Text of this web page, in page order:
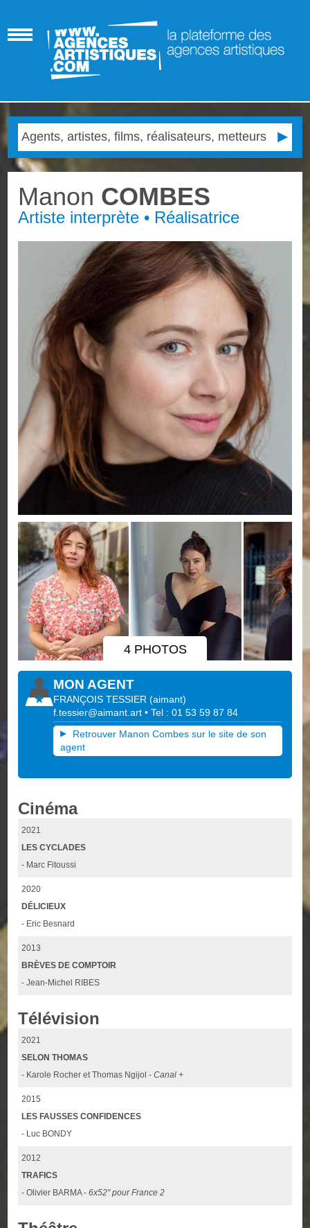
Manon COMBES
Artiste interprète • Réalisatrice
4 PHOTOS
MON AGENT
FRANÇOIS TESSIER (aimant)
f.tessier@aimant.art • Tel : 01 53 59 87 84
Retrouver Manon Combes sur le site de son
agent
Cinéma
2021
LES CYCLADES
- Marc Fitoussi
2020
DÉLICIEUX
- Eric Besnard
2013
BRÈVES DE COMPTOIR
- Jean-Michel RIBES
Télévision
2021
SELON THOMAS
- Karole Rocher et Thomas Ngijol -Canal +
2015
LES FAUSSES CONFIDENCES
- Luc BONDY
2012
TRAFICS
- Olivier BARMA -6x52'' pour France 2